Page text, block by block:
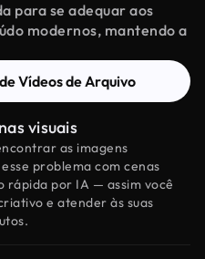
para se adequar aos
modernos, mantendo a
Vídeos de Arquivo
visuais
as imagens
problema com cenas
rápida por IA — assim você
e atender às suas